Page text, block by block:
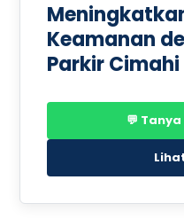
Keamanan
Parkir Cimahi
💬